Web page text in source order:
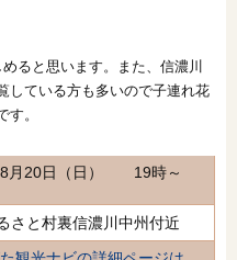
ると思います。また、信濃川
している方も多いので子連れ花
。
8月20日（日） 19時～
さと村裏信濃川中州付近